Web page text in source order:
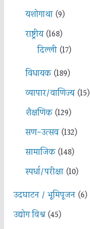
यशोगाथा(9)
राष्ट्रीय(168)
दिल्ली(17)
विधायक(189)
व्यापार/वाणिज्य(15)
शैक्षणिक(129)
सण-उत्सव(132)
सामाजिक(148)
स्पर्धा/परीक्षा(10)
उदघाटन / भूमिपूजन(6)
उद्योग विश्व(45)